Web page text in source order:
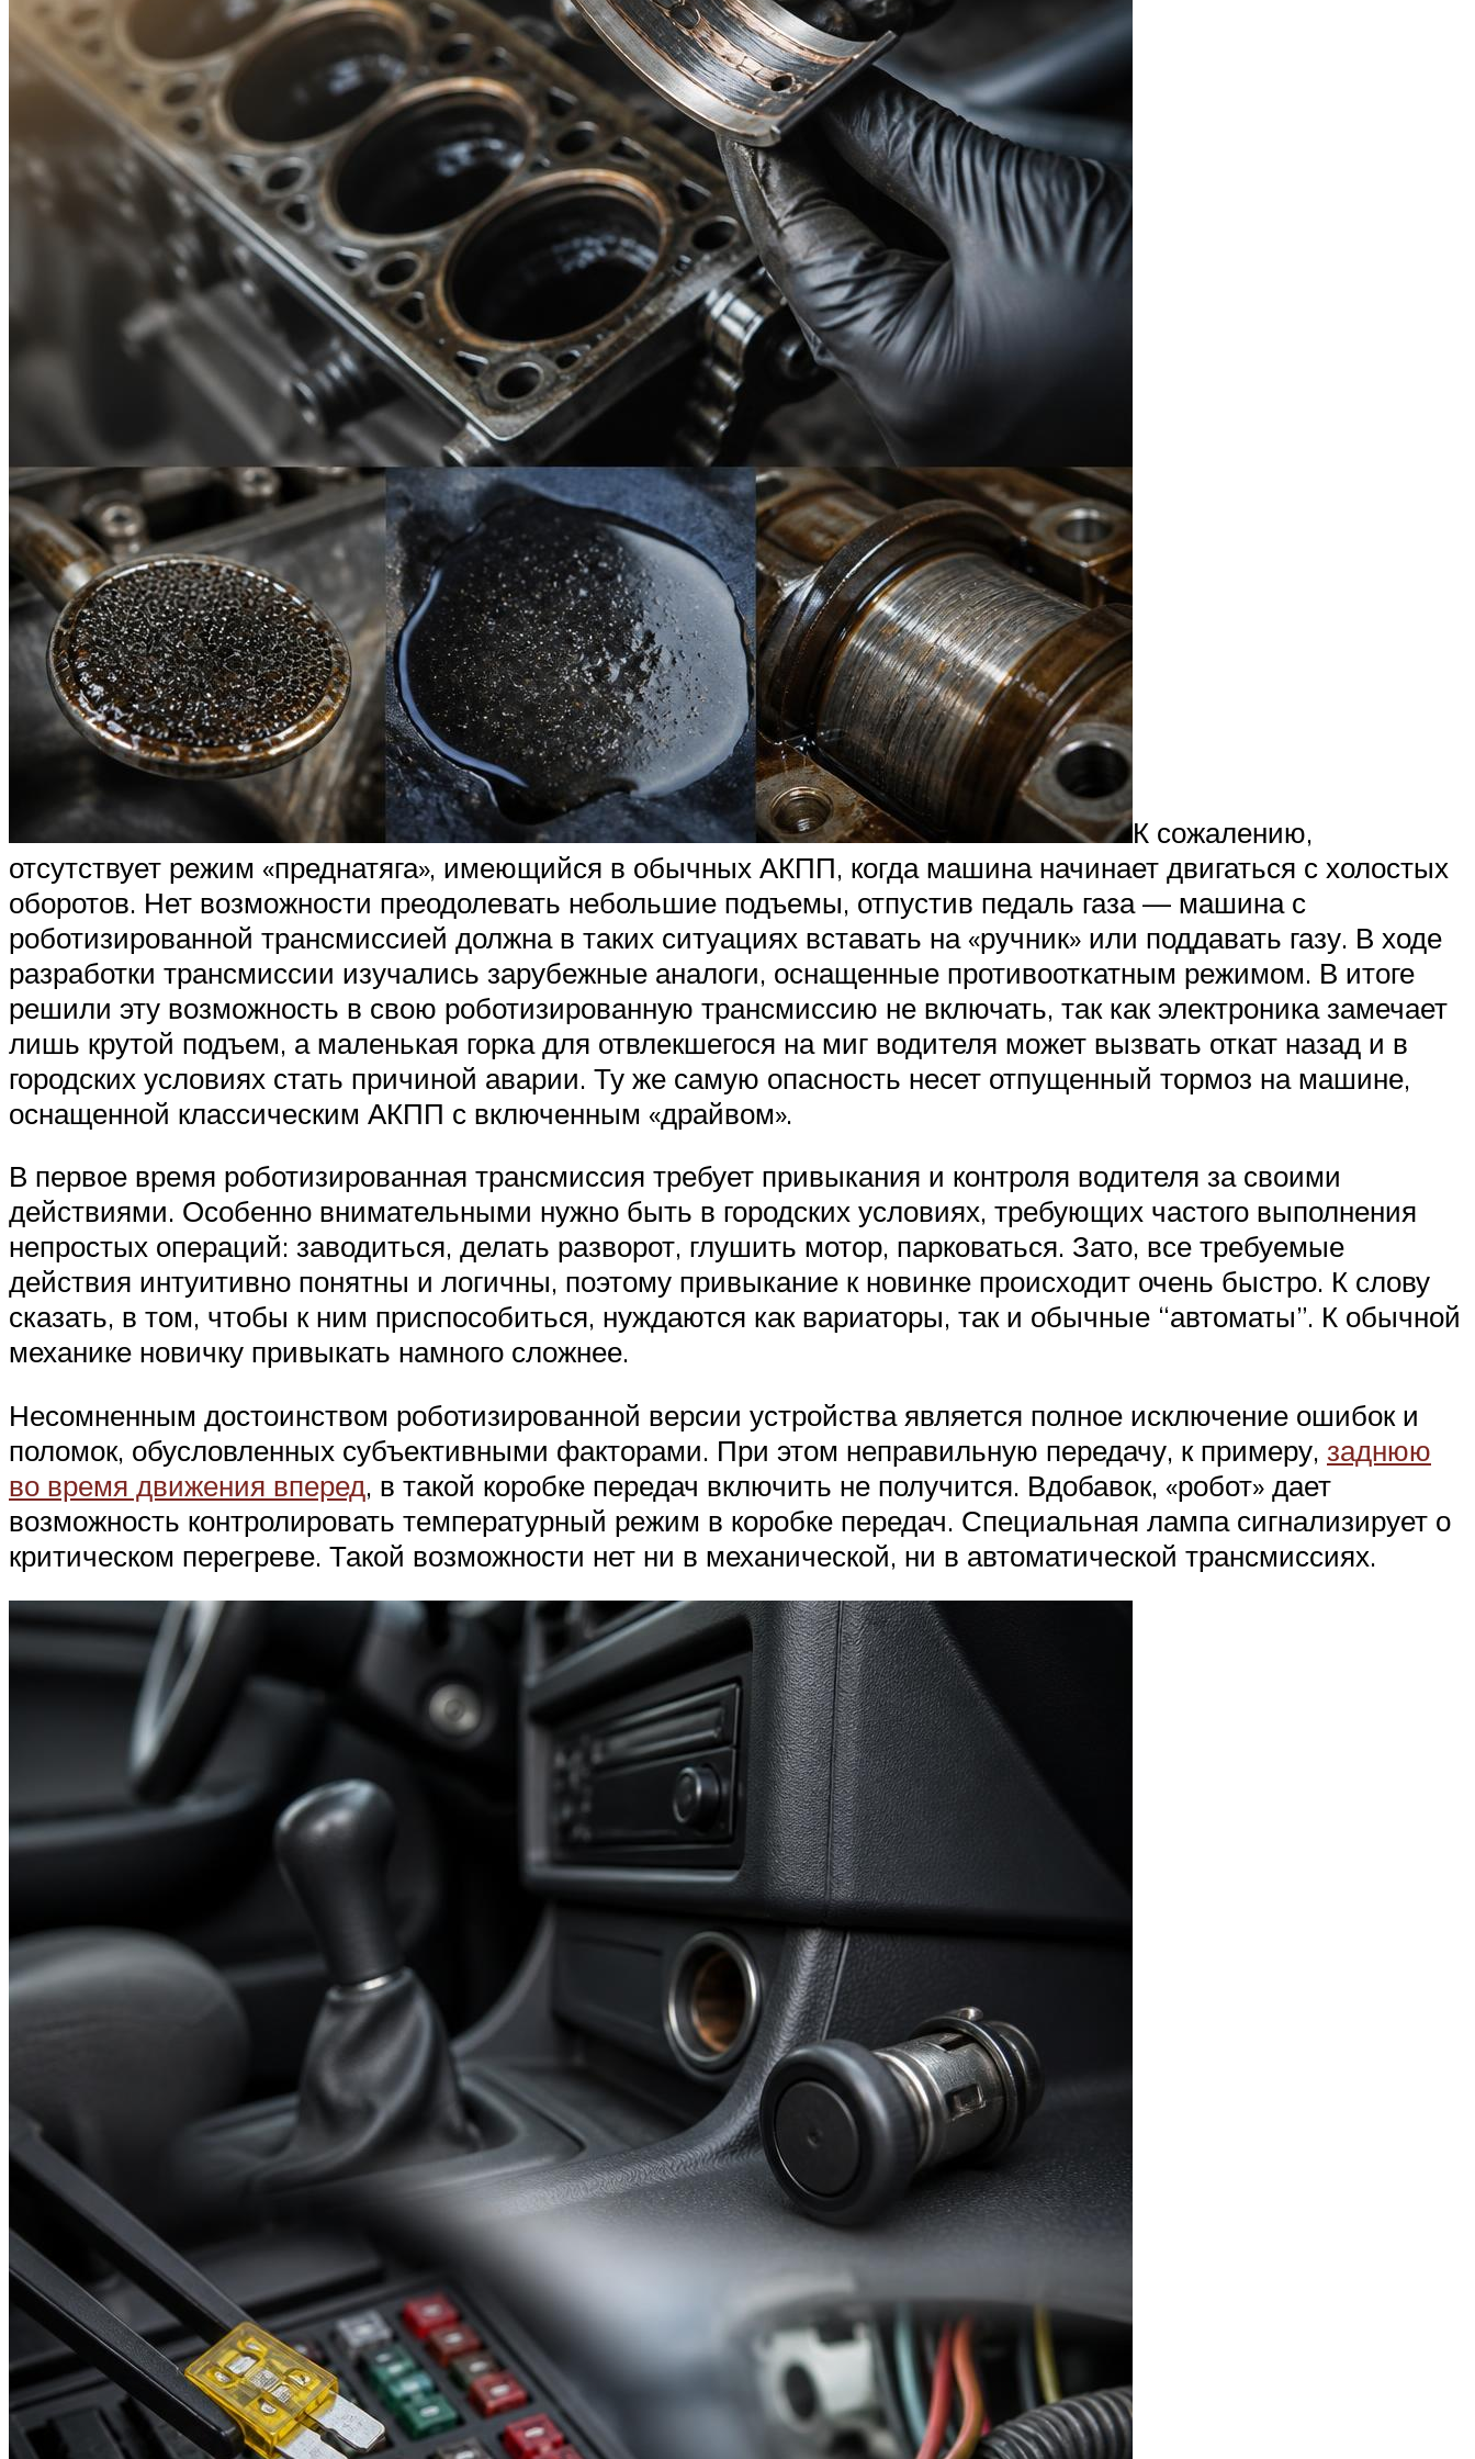
Меню
К сожалению,
отсутствует режим «преднатяга», имеющийся в обычных АКПП, когда машина начинает двигаться с холостых
оборотов. Нет возможности преодолевать небольшие подъемы, отпустив педаль газа — машина с
роботизированной трансмиссией должна в таких ситуациях вставать на «ручник» или поддавать газу. В ходе
разработки трансмиссии изучались зарубежные аналоги, оснащенные противооткатным режимом. В итоге
решили эту возможность в свою роботизированную трансмиссию не включать, так как электроника замечает
лишь крутой подъем, а маленькая горка для отвлекшегося на миг водителя может вызвать откат назад и в
городских условиях стать причиной аварии. Ту же самую опасность несет отпущенный тормоз на машине,
оснащенной классическим АКПП с включенным «драйвом».
В первое время роботизированная трансмиссия требует привыкания и контроля водителя за своими
действиями. Особенно внимательными нужно быть в городских условиях, требующих частого выполнения
непростых операций: заводиться, делать разворот, глушить мотор, парковаться. Зато, все требуемые
действия интуитивно понятны и логичны, поэтому привыкание к новинке происходит очень быстро. К слову
сказать, в том, чтобы к ним приспособиться, нуждаются как вариаторы, так и обычные “автоматы”. К обычной
механике новичку привыкать намного сложнее.
Несомненным достоинством роботизированной версии устройства является полное исключение ошибок и
поломок, обусловленных субъективными факторами. При этом неправильную передачу, к примеру, заднюю
во время движения вперед, в такой коробке передач включить не получится. Вдобавок, «робот» дает
возможность контролировать температурный режим в коробке передач. Специальная лампа сигнализирует о
критическом перегреве. Такой возможности нет ни в механической, ни в автоматической трансмиссиях.